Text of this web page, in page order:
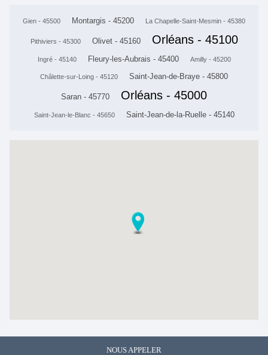
Gien - 45500 Montargis - 45200 La Chapelle-Saint-Mesmin - 45380
Pithiviers - 45300 Olivet - 45160 Orléans - 45100
Ingré - 45140 Fleury-les-Aubrais - 45400 Amilly - 45200
Châlette-sur-Loing - 45120 Saint-Jean-de-Braye - 45800
Saran - 45770 Orléans - 45000
Saint-Jean-le-Blanc - 45650 Saint-Jean-de-la-Ruelle - 45140
NOUS APPELER